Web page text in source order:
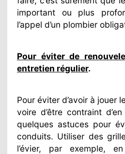
important ou plus
l’appel d’un plombier
Pour éviter de
entretien régulier.
Pour éviter d’avoir à jouer
voire d’être contraint
quelques astuces pour
conduits. Utiliser des
l’évier, par exemple,